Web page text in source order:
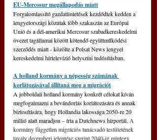
EU-Mercosur megállapodás miatt
Forgalomlassító gazdatüntetések kezdődtek kedden a
lengyelországi közutak több szakaszán az Európai
Unió és a dél-amerikai Mercosur szabadkereskedelmi
övezet tagállamai között kötendő együttműködési
szerződés miatt - közölte a Polsat News lengyel
kereskedelmi hírtelevízió helyszíni tudósításban.
A holland kormány a népesség számának
korlátozásával állítaná meg a migrációt
A jobboldali holland kormány konkrét célokat kíván
megfogalmazni a bevándorlás korlátozására és annak
biztosítására, hogy Hollandia lakossága 2050-re 20
millió alatt maradjon – írta a Dutchnews hírportál. A
kormány független migrációs tanácsadó testületének
tavaly decemberi jelentése szerint 2040-ig mintegy